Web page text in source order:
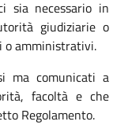
sia necessario in
giudiziarie o
o amministrativi.
ma comunicati a
facoltà e che
Regolamento.